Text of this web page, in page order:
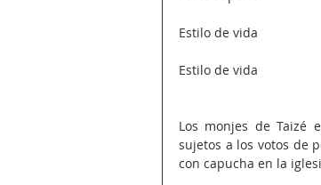
Estilo de vida
Estilo de vida
Los monjes de Taizé
sujetos a los votos de
con capucha en la